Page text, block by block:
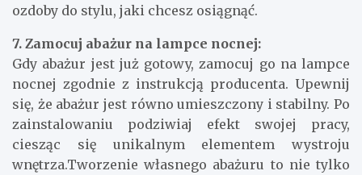
ozdoby do stylu, jaki chcesz osiągnąć.
7. Zamocuj abażur na lampce nocnej:
Gdy abażur jest już gotowy, zamocuj go na lampce
nocnej zgodnie z instrukcją producenta. Upewnij
się, że abażur jest równo umieszczony i stabilny. Po
zainstalowaniu podziwiaj efekt swojej pracy,
ciesząc się unikalnym elementem wystroju
wnętrza.Tworzenie własnego abażuru to nie tylko